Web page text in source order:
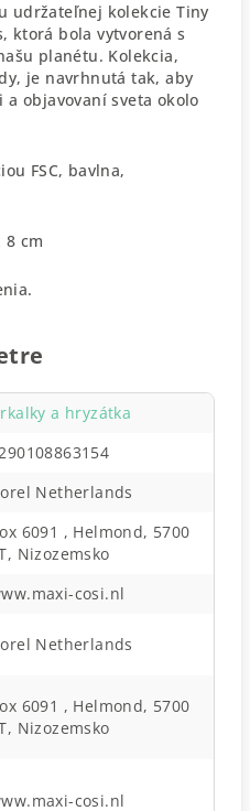
udržateľnej kolekcie Tiny
ktorá bola vytvorená s
planétu. Kolekcia,
je navrhnutá tak, aby
objavovaní sveta okolo
FSC, bavlna,
8 cm
a hryzátka
Netherlands
6091 , Helmond, 5700
Nizozemsko
cosi.nl
Netherlands
6091 , Helmond, 5700
Nizozemsko
cosi.nl